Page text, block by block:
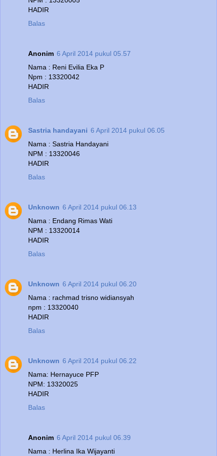
HADIR
Balas
Anonim 6 April 2014 pukul 05.57
Nama : Reni Evilia Eka P
Npm : 13320042
HADIR
Balas
Sastria handayani 6 April 2014 pukul 06.05
Nama : Sastria Handayani
NPM : 13320046
HADIR
Balas
Unknown 6 April 2014 pukul 06.13
Nama : Endang Rimas Wati
NPM : 13320014
HADIR
Balas
Unknown 6 April 2014 pukul 06.20
Nama : rachmad trisno widiansyah
npm : 13320040
HADIR
Balas
Unknown 6 April 2014 pukul 06.22
Nama: Hernayuce PFP
NPM: 13320025
HADIR
Balas
Anonim 6 April 2014 pukul 06.39
Nama : Herlina Ika Wijayanti